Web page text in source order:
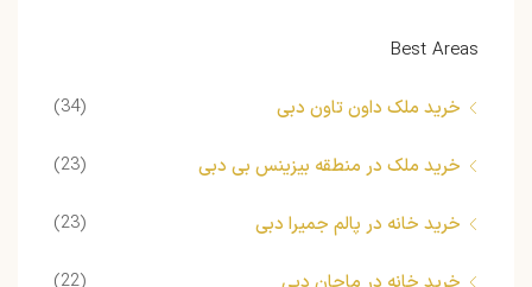
Best Areas
خرید ملک داون تاون دبی (34)
خرید ملک در منطقه بیزینس بی دبی (23)
خرید خانه در پالم جمیرا دبی (23)